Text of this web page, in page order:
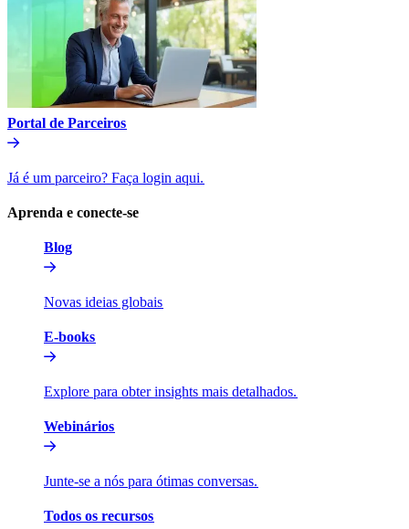
Portal de Parceiros​​
Já é um parceiro? Faça login aqui.​​
Aprenda e conecte-se​​
Blog​​
Novas ideias globais​​
E-books​​
Explore para obter insights mais detalhados.​​
Webinários​​
Junte-se a nós para ótimas conversas.​​
Todos os recursos​​